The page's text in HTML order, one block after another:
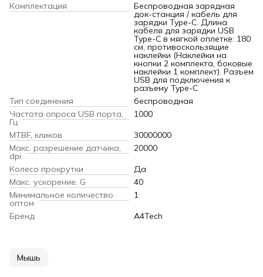
Комплектация
Беспроводная зарядная
док-станция / кабель для
зарядки Type-C. Длина
кабеля для зарядки USB
Type-C в мягкой оплетке: 180
см, противоскользящие
наклейки (Наклейки на
кнопки 2 комплекта, боковые
наклейки 1 комплект). Разъем
USB для подключения к
разъему Type-C
Тип соединения
беспроводная
Частота опроса USB порта,
Гц
1000
MTBF, кликов
30000000
Макс. разрешение датчика,
dpi
20000
Колесо прокрутки
Да
Макс. ускорение, G
40
Минимальное количество
оптом
1
Бренд
A4Tech
Мышь